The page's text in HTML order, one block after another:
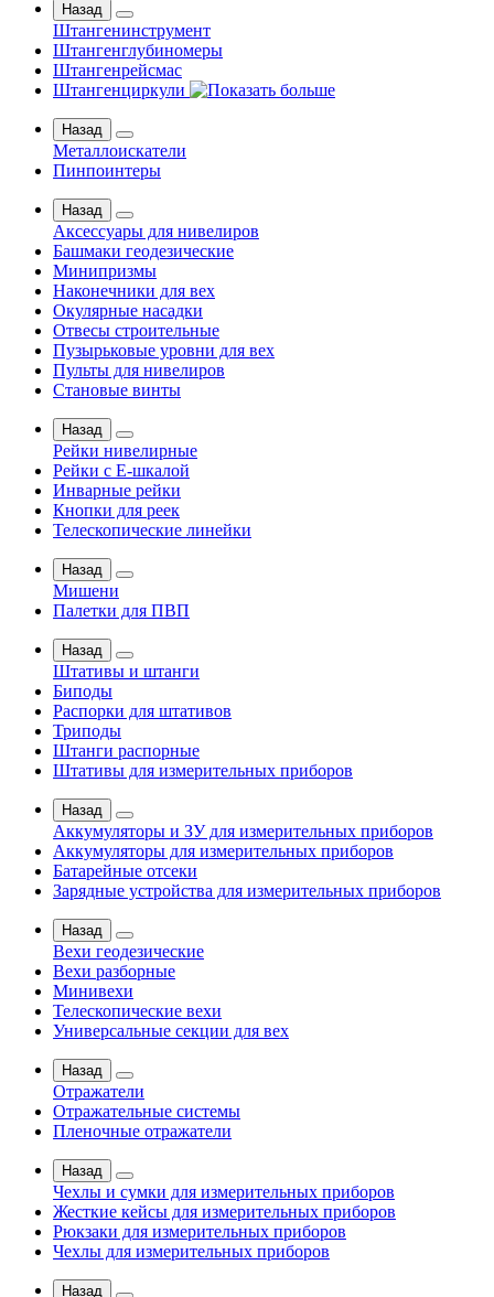
Назад
Штангенинструмент
Штангенглубиномеры
Штангенрейсмас
Штангенциркули
Назад
Металлоискатели
Пинпоинтеры
Назад
Аксессуары для нивелиров
Башмаки геодезические
Минипризмы
Наконечники для вех
Окулярные насадки
Отвесы строительные
Пузырьковые уровни для вех
Пульты для нивелиров
Становые винты
Назад
Рейки нивелирные
Рейки с Е-шкалой
Инварные рейки
Кнопки для реек
Телескопические линейки
Назад
Мишени
Палетки для ПВП
Назад
Штативы и штанги
Биподы
Распорки для штативов
Триподы
Штанги распорные
Штативы для измерительных приборов
Назад
Аккумуляторы и ЗУ для измерительных приборов
Аккумуляторы для измерительных приборов
Батарейные отсеки
Зарядные устройства для измерительных приборов
Назад
Вехи геодезические
Вехи разборные
Минивехи
Телескопические вехи
Универсальные секции для вех
Назад
Отражатели
Отражательные системы
Пленочные отражатели
Назад
Чехлы и сумки для измерительных приборов
Жесткие кейсы для измерительных приборов
Рюкзаки для измерительных приборов
Чехлы для измерительных приборов
Назад